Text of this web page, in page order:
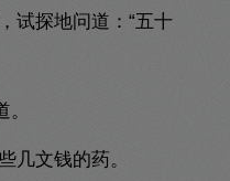
试探地问道：“五十
几文钱的药。